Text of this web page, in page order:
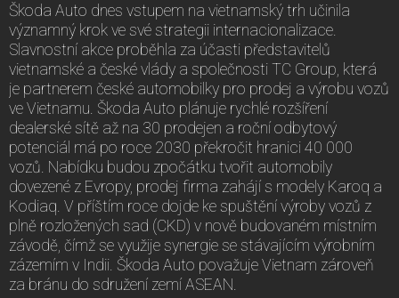
Škoda Auto dnes vstupem na vietnamský trh učinila
významný krok ve své strategii internacionalizace.
Slavnostní akce proběhla za účasti představitelů
vietnamské a české vlády a společnosti TC Group, která
je partnerem české automobilky pro prodej a výrobu vozů
ve Vietnamu. Škoda Auto plánuje rychlé rozšíření
dealerské sítě až na 30 prodejen a roční odbytový
potenciál má po roce 2030 překročit hranici 40 000
vozů. Nabídku budou zpočátku tvořit automobily
dovezené z Evropy, prodej firma zahájí s modely Karoq a
Kodiaq. V příštím roce dojde ke spuštění výroby vozů z
plně rozložených sad (CKD) v nově budovaném místním
závodě, čímž se využije synergie se stávajícím výrobním
zázemím v Indii. Škoda Auto považuje Vietnam zároveň
za bránu do sdružení zemí ASEAN.